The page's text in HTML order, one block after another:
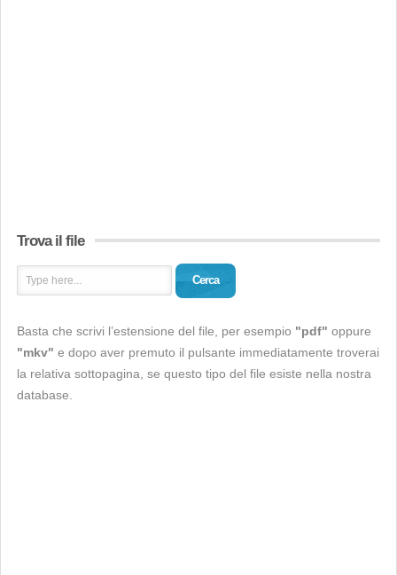
Trova il file
Cerca
Basta che scrivi l’estensione del file, per esempio "pdf" oppure
"mkv" e dopo aver premuto il pulsante immediatamente troverai
la relativa sottopagina, se questo tipo del file esiste nella nostra
database.